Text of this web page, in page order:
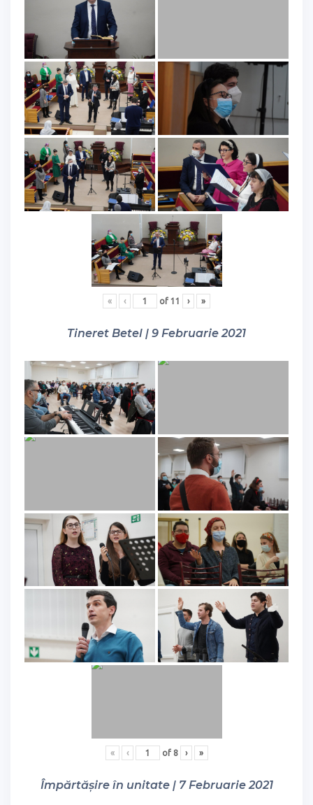
« ‹ of 11 › »
Tineret Betel | 9 Februarie 2021
« ‹ of 8 › »
Împărtășire în unitate | 7 Februarie 2021